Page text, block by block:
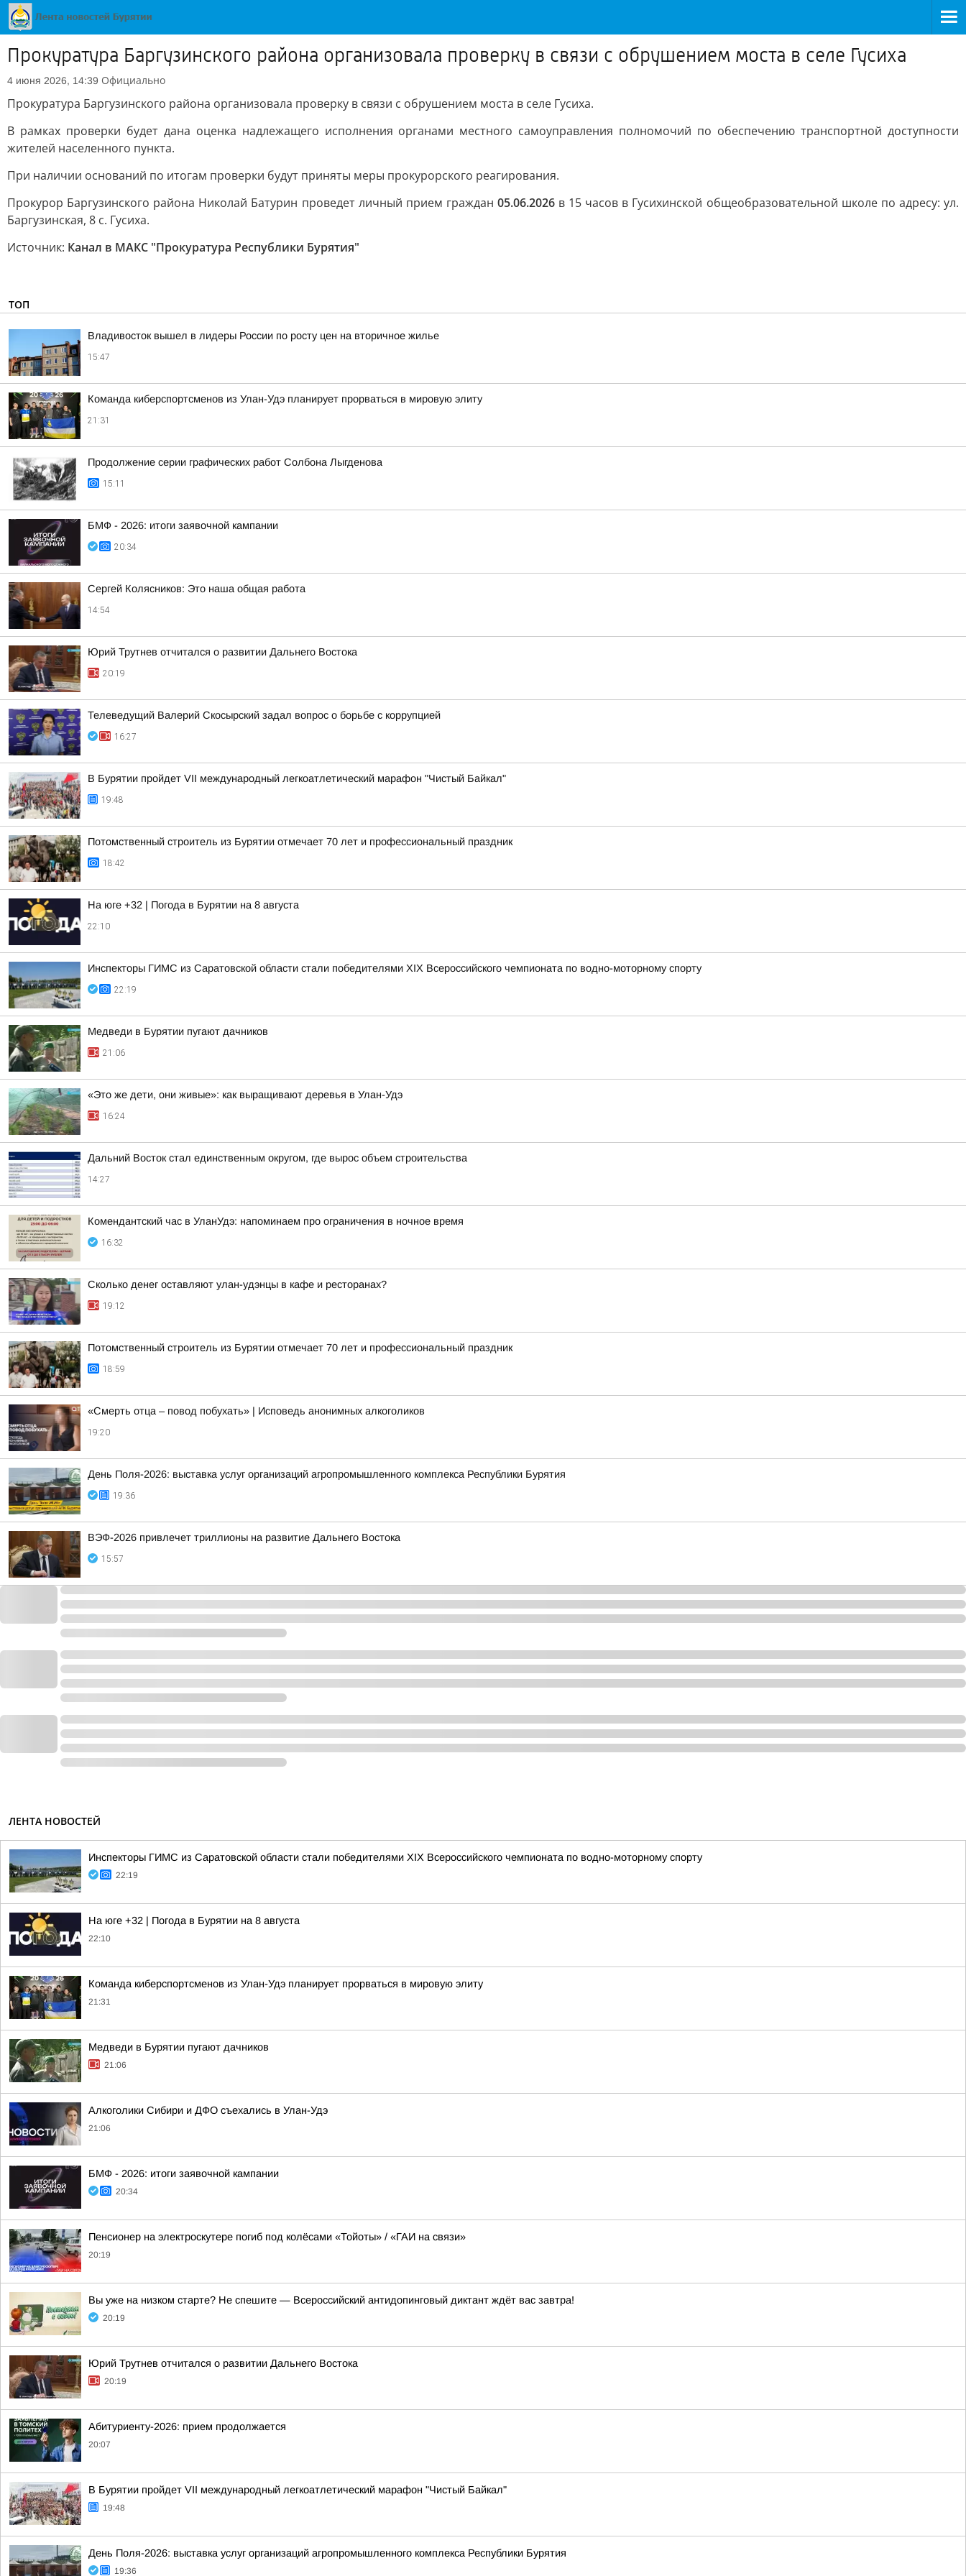
Прокуратура Баргузинского района организовала проверку в связи с обрушением моста в селе Гусиха
4 июня 2026, 14:39 Официально
Прокуратура Баргузинского района организовала проверку в связи с обрушением моста в селе Гусиха.
В рамках проверки будет дана оценка надлежащего исполнения органами местного самоуправления полномочий по обеспечению транспортной доступности
жителей населенного пункта.
При наличии оснований по итогам проверки будут приняты меры прокурорского реагирования.
Прокурор Баргузинского района Николай Батурин проведет личный прием граждан 05.06.2026в 15 часов в Гусихинской общеобразовательной школе по адресу: ул.
Баргузинская, 8 с. Гусиха.
Источник: Канал в МАКС "Прокуратура Республики Бурятия"
ТОП
Владивосток вышел в лидеры России по росту цен на вторичное жилье
15:47
Команда киберспортсменов из Улан-Удэ планирует прорваться в мировую элиту
21:31
Продолжение серии графических работ Солбона Лыгденова
15:11
БМФ - 2026: итоги заявочной кампании
20:34
Сергей Колясников: Это наша общая работа
14:54
Юрий Трутнев отчитался о развитии Дальнего Востока
20:19
Телеведущий Валерий Скосырский задал вопрос о борьбе с коррупцией
16:27
В Бурятии пройдет VII международный легкоатлетический марафон "Чистый Байкал"
19:48
Потомственный строитель из Бурятии отмечает 70 лет и профессиональный праздник
18:42
На юге +32 | Погода в Бурятии на 8 августа
22:10
Инспекторы ГИМС из Саратовской области стали победителями XIX Всероссийского чемпионата по водно-моторному спорту
22:19
Медведи в Бурятии пугают дачников
21:06
«Это же дети, они живые»: как выращивают деревья в Улан-Удэ
16:24
Дальний Восток стал единственным округом, где вырос объем строительства
14:27
Комендантский час в УланУдэ: напоминаем про ограничения в ночное время
16:32
Сколько денег оставляют улан-удэнцы в кафе и ресторанах?
19:12
Потомственный строитель из Бурятии отмечает 70 лет и профессиональный праздник
18:59
«Смерть отца – повод побухать» | Исповедь анонимных алкоголиков
19:20
День Поля-2026: выставка услуг организаций агропромышленного комплекса Республики Бурятия
19:36
ВЭФ-2026 привлечет триллионы на развитие Дальнего Востока
15:57
ЛЕНТА НОВОСТЕЙ
Инспекторы ГИМС из Саратовской области стали победителями XIX Всероссийского чемпионата по водно-моторному спорту
22:19
На юге +32 | Погода в Бурятии на 8 августа
22:10
Команда киберспортсменов из Улан-Удэ планирует прорваться в мировую элиту
21:31
Медведи в Бурятии пугают дачников
21:06
Алкоголики Сибири и ДФО съехались в Улан-Удэ
21:06
БМФ - 2026: итоги заявочной кампании
20:34
Пенсионер на электроскутере погиб под колёсами «Тойоты» / «ГАИ на связи»
20:19
Вы уже на низком старте? Не спешите — Всероссийский антидопинговый диктант ждёт вас завтра!
20:19
Юрий Трутнев отчитался о развитии Дальнего Востока
20:19
Абитуриенту-2026: прием продолжается
20:07
В Бурятии пройдет VII международный легкоатлетический марафон "Чистый Байкал"
19:48
День Поля-2026: выставка услуг организаций агропромышленного комплекса Республики Бурятия
19:36